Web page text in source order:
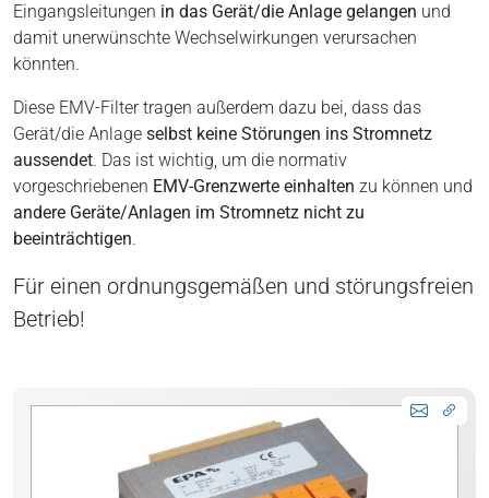
Eingangsleitungen in das Gerät/die Anlage gelangen und
damit unerwünschte Wechselwirkungen verursachen
könnten.
Diese EMV-Filter tragen außerdem dazu bei, dass das
Gerät/die Anlage selbst keine Störungen ins Stromnetz
aussendet. Das ist wichtig, um die normativ
vorgeschriebenen EMV-Grenzwerte einhalten zu können und
andere Geräte/Anlagen im Stromnetz nicht zu
beeinträchtigen.
Für einen ordnungsgemäßen und störungsfreien
Betrieb!